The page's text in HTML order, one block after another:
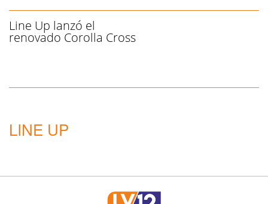
Line Up lanzó el
renovado Corolla Cross
LINE UP